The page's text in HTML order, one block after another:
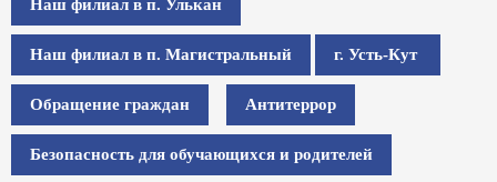
Наш филиал в п. Улькан
Наш филиал в п. Магистральный г. Усть-Кут
Обращение граждан Антитеррор
Безопасность для обучающихся и родителей